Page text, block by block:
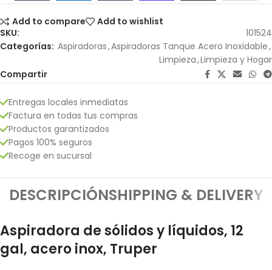
Add to compare
Add to wishlist
SKU:
101524
Categorías: Aspiradoras,Aspiradoras Tanque Acero Inoxidable,
Limpieza,Limpieza y Hogar
Compartir
Entregas locales inmediatas
Factura en todas tus compras
Productos garantizados
Pagos 100% seguros
Recoge en sucursal
DESCRIPCIÓNSHIPPING & DELIVERY
Aspiradora de sólidos y líquidos, 12
gal, acero inox, Truper